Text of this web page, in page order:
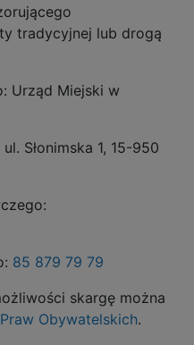
tradycyjnej lub drogą
Urząd Miejski w
Słonimska 1, 15-950
85 879 79 79
skargę można
Obywatelskich.